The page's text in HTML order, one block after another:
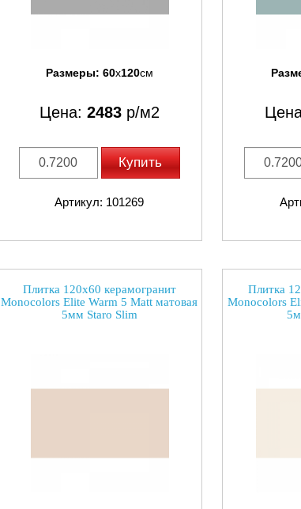
Размеры: 60x120см
Цена: 2483р/м2
Купить
Артикул: 101269
Плитка 120x60 керамогранит
Monocolors Elite Warm 5 Matt матовая
5мм Staro Slim
Плитка
Monocolors